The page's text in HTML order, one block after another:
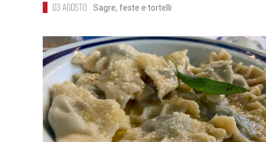
03 AGOSTO Sagre, feste e tortelli